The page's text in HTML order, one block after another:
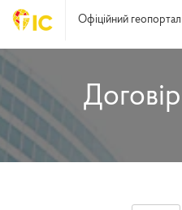
Офіційний геопортал